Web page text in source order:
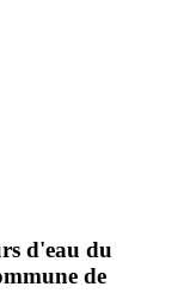
d'eau du
de